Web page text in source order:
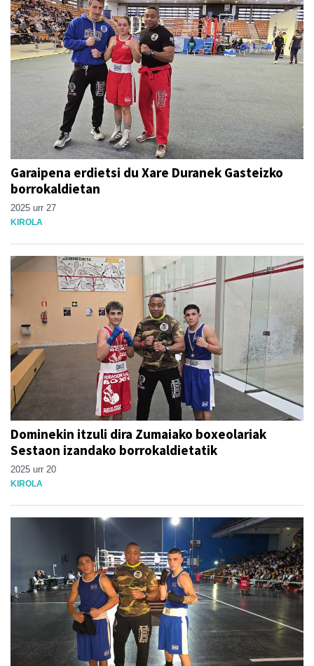
Garaipena erdietsi du Xare Duranek Gasteizko
borrokaldietan
2025 urr 27
KIROLA
Dominekin itzuli dira Zumaiako boxeolariak
Sestaon izandako borrokaldietatik
2025 urr 20
KIROLA